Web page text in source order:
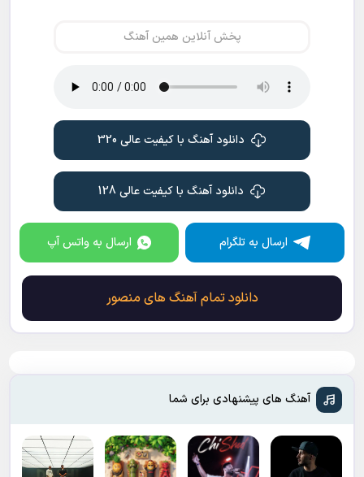
پخش آنلاین همین آهنگ
دانلود آهنگ با کیفیت عالی 320
دانلود آهنگ با کیفیت عالی 128
ارسال به تلگرام ارسال به واتس آپ
دانلود تمام آهنگ های منصور
آهنگ های پیشنهادی برای شما